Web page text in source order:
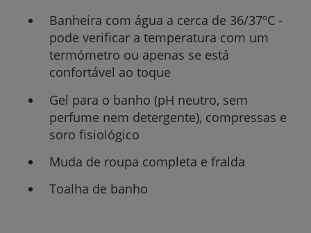
Banheira com água a cerca de 36/37ºC -
pode verificar a temperatura com um
termómetro ou apenas se está
confortável ao toque
Gel para o banho (pH neutro, sem
perfume nem detergente), compressas e
soro fisiológico
Muda de roupa completa e fralda
Toalha de banho